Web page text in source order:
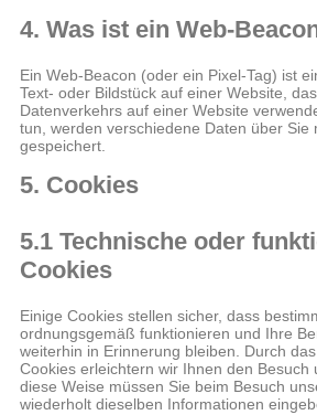
4. Was ist ein Web-
Ein Web-Beacon (oder ein Pixel-Tag) ist
Text- oder Bildstück auf einer Website,
Datenverkehrs auf einer Website
tun, werden verschiedene Daten über Sie
gespeichert.
5. Cookies
5.1 Technische oder
Cookies
Einige Cookies stellen sicher, dass
ordnungsgemäß funktionieren und Ihre
weiterhin in Erinnerung bleiben. Durch
Cookies erleichtern wir Ihnen den Besuch
diese Weise müssen Sie beim Besuch
wiederholt dieselben Informationen